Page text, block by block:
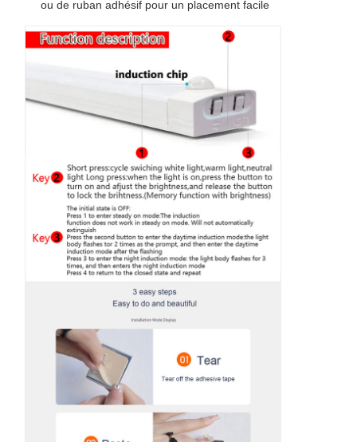
ou de ruban adhésif pour un placement facile